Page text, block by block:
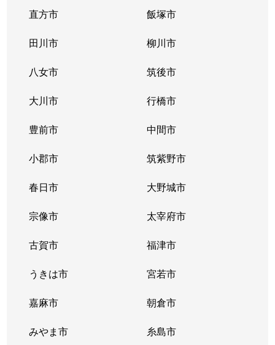
直方市 飯塚市
田川市 柳川市
八女市 筑後市
大川市 行橋市
豊前市 中間市
小郡市 筑紫野市
春日市 大野城市
宗像市 太宰府市
古賀市 福津市
うきは市 宮若市
嘉麻市 朝倉市
みやま市 糸島市